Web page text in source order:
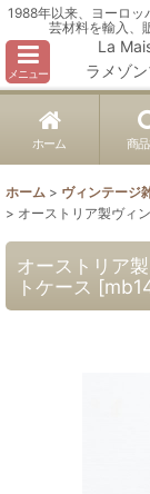
1988年以来、ヨーロッ
芸材料を輸入、
メニュー
La
ラメゾ
ホーム 商
ホーム > ヴィンテージ
> オーストリア製ヴィ
オーストリア
トケース [